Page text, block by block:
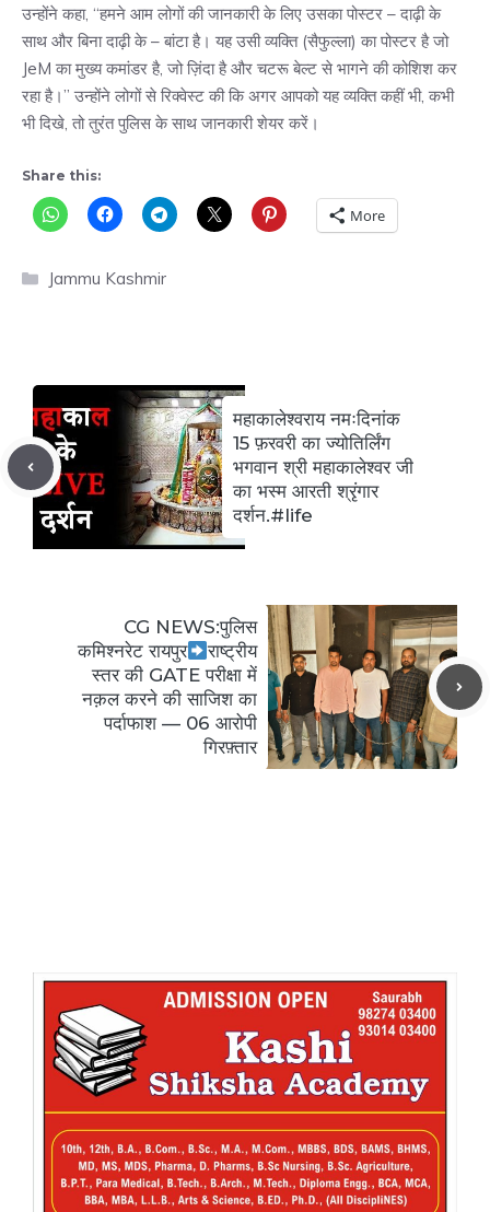
उन्होंने कहा, “हमने आम लोगों की जानकारी के लिए उसका पोस्टर – दाढ़ी के
साथ और बिना दाढ़ी के – बांटा है। यह उसी व्यक्ति (सैफुल्ला) का पोस्टर है जो
JeM का मुख्य कमांडर है, जो ज़िंदा है और चटरू बेल्ट से भागने की कोशिश कर
रहा है।” उन्होंने लोगों से रिक्वेस्ट की कि अगर आपको यह व्यक्ति कहीं भी, कभी
भी दिखे, तो तुरंत पुलिस के साथ जानकारी शेयर करें।
Share this:
More
Categories
Jammu Kashmir
महाकालेश्वराय नमःदिनांक
15 फ़रवरी का ज्योतिर्लिंग
भगवान श्री महाकालेश्वर जी
का भस्म आरती श्रृंगार
दर्शन.#life
CG NEWS:पुलिस
कमिश्नरेट रायपुर
राष्ट्रीय
स्तर की GATE परीक्षा में
नक़ल करने की साजिश का
पर्दाफाश — 06 आरोपी
गिरफ़्तार